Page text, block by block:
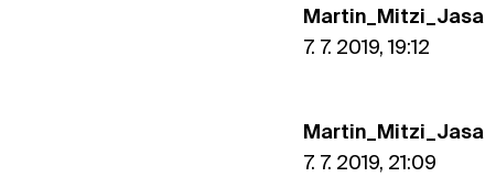
Martin_Mitzi_Jasa
7. 7. 2019, 19:12
Martin_Mitzi_Jasa
7. 7. 2019, 21:09